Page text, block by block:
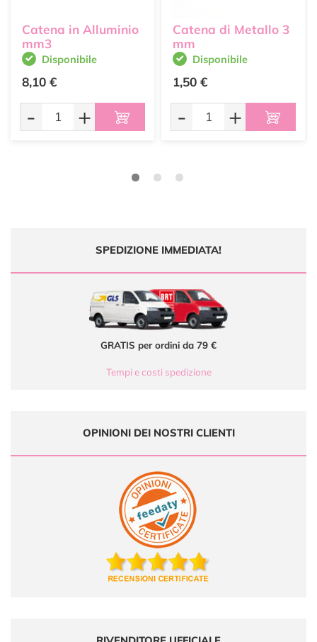
Catena in Alluminio
mm3
Disponibile
8,10 €
- +
Catena di Metallo 3
mm
Disponibile
1,50 €
- +
SPEDIZIONE IMMEDIATA!
GRATIS per ordini da 79 €
Tempi e costi spedizione
OPINIONI DEI NOSTRI CLIENTI